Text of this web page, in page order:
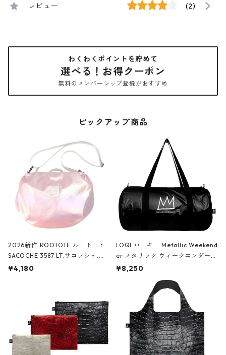
レビュー (2)
わくわくポイントを貯めて
選べる！お得クーポン
無料のメンバーシップ登録がおすすめ
ピックアップ商品
2026新作 ROOTOTE ルートート
SACOCHE 3587 LT.サコッシュ.ル
ミエ-B ショルダーバッグ グロスピ
¥4,180
LOQI ローキー Metallic Weekend
er メタリック ウィークエンダー
ボストンバッグ ショルダーバッグ
Black ジャン=ミッシェル・バスキ
ア/クラウン ブラック
¥8,250